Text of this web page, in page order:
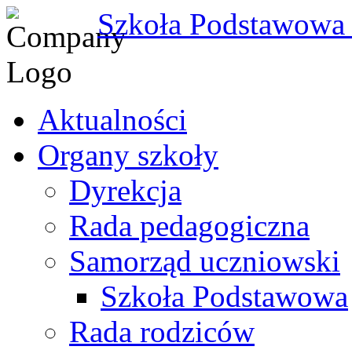
Szkoła
Aktualności
Organy szkoły
Dyrekcja
Rada pedagogiczna
Samorząd uczniowski
Szkoła Podstawowa
Rada rodziców